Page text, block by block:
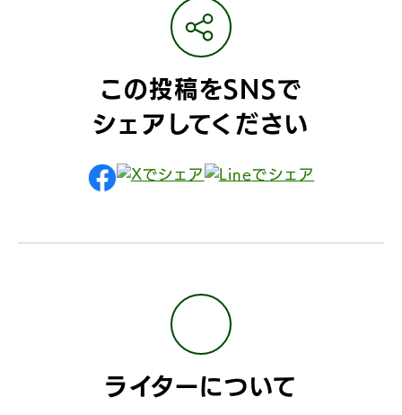
この投稿をSNSで
シェアしてください
ライターについて